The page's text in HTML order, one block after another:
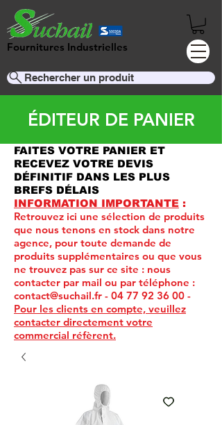
Fournitures Industrielles
Rechercher un produit
ÉDITEUR DE PANIER
FAITES VOTRE PANIER ET
RECEVEZ VOTRE DEVIS
DÉFINITIF DANS LES PLUS
BREFS DÉLAIS
INFORMATION IMPORTANTE :
Retrouvez ici une sélection de produits
que nous tenons en stock dans notre
agence, pour toute demande de
produits supplémentaires ou que vous
ne trouvez pas sur ce site : nous
contacter par mail ou par téléphone :
contact@suchail.fr - 04 77 92 36 00 -
Pour les clients en compte, veuillez
contacter directement votre
commercial réfèrent.